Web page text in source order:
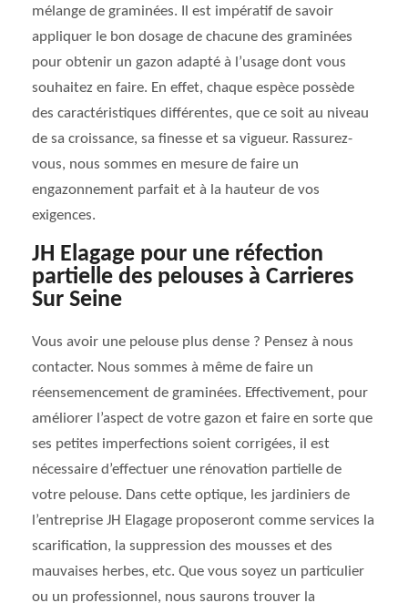
mélange de graminées. Il est impératif de savoir
appliquer le bon dosage de chacune des graminées
pour obtenir un gazon adapté à l’usage dont vous
souhaitez en faire. En effet, chaque espèce possède
des caractéristiques différentes, que ce soit au niveau
de sa croissance, sa finesse et sa vigueur. Rassurez-
vous, nous sommes en mesure de faire un
engazonnement parfait et à la hauteur de vos
exigences.
JH Elagage pour une réfection
partielle des pelouses à Carrieres
Sur Seine
Vous avoir une pelouse plus dense ? Pensez à nous
contacter. Nous sommes à même de faire un
réensemencement de graminées. Effectivement, pour
améliorer l’aspect de votre gazon et faire en sorte que
ses petites imperfections soient corrigées, il est
nécessaire d’effectuer une rénovation partielle de
votre pelouse. Dans cette optique, les jardiniers de
l’entreprise JH Elagage proposeront comme services la
scarification, la suppression des mousses et des
mauvaises herbes, etc. Que vous soyez un particulier
ou un professionnel, nous saurons trouver la